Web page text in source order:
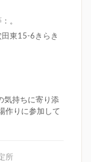
。
東15-6きらき
気持ちに寄り添
作りに参加して
所